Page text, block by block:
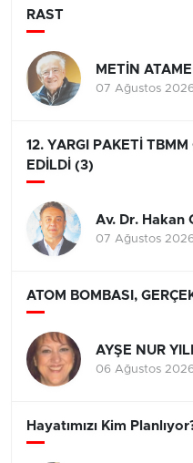
RAST
METİN
07 Ağustos
12. YARGI PAKETİ
EDİLDİ (3)
Av. Dr. Hakan
07 Ağustos
ATOM BOMBASI,
AYŞE NUR
06 Ağustos
Hayatımızı Kim